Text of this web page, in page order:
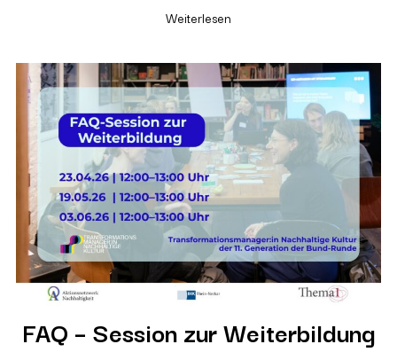
Weiterlesen
FAQ – Session zur Weiterbildung